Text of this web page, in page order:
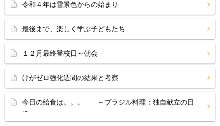
令和４年は雪景色からの始まり
最後まで、楽しく学ぶ子どもたち
１２月最終登校日～朝会
けがゼロ強化週間の結果と考察
今日の給食は。。。 ～ブラジル料理：独自献立の日
～